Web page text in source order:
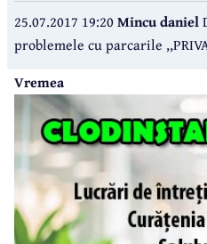
25.07.2017 19:20Mincu daniel
problemele cu parcarile
Vremea